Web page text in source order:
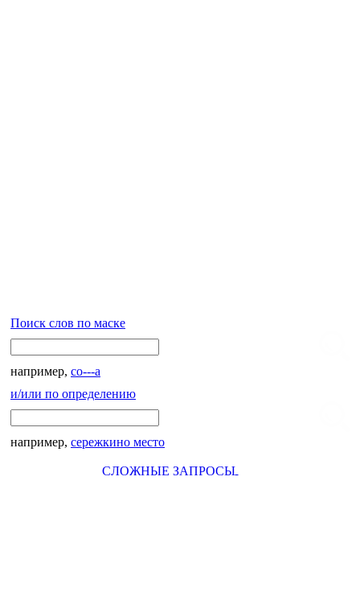
Поиск слов по маске
например, со---а
и/или по определению
например, сережкино место
СЛОЖНЫЕ ЗАПРОСЫ